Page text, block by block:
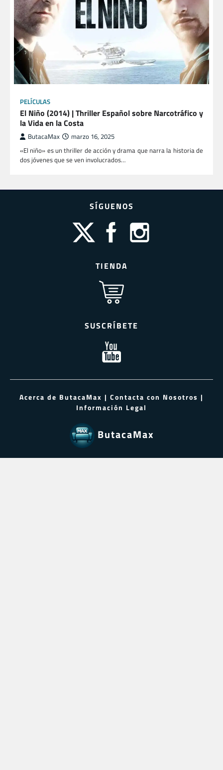
PELÍCULAS
El Niño (2014) | Thriller Español sobre Narcotráfico y
la Vida en la Costa
ButacaMax marzo 16, 2025
«El niño» es un thriller de acción y drama que narra la historia de
dos jóvenes que se ven involucrados…
SÍGUENOS
TIENDA
SUSCRÍBETE
Acerca de ButacaMax | Contacta con Nosotros |
Información Legal
ButacaMax